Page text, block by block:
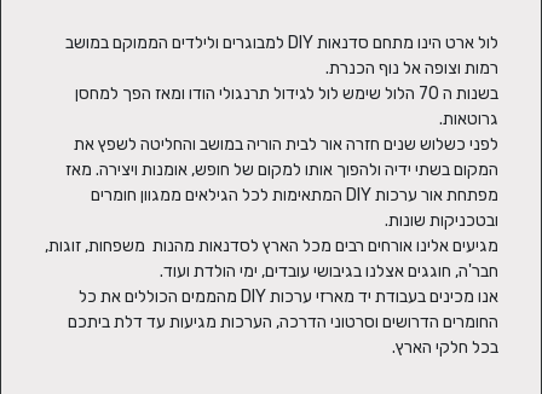
בכל חלקי הארץ.